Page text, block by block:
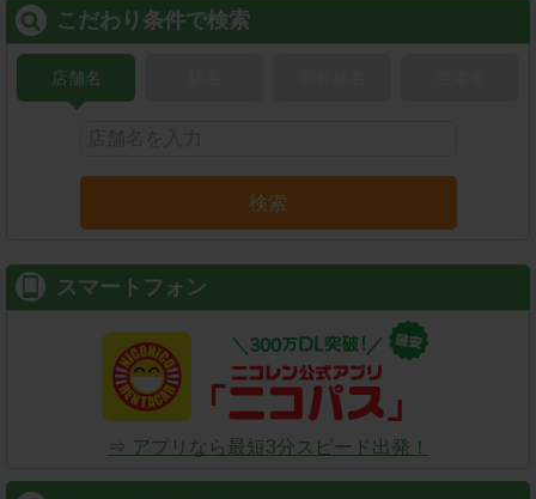
こだわり条件で検索
店舗名
検索
スマートフォン
⇒ アプリなら最短3分スピード出発！